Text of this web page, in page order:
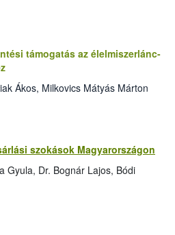
támogatás az élelmiszerlánc-
Ákos, Milkovics Mátyás Márton
szokások Magyarországon
Gyula, Dr. Bognár Lajos, Bódi